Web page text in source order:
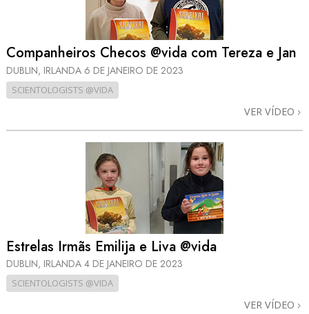
Companheiros Checos @vida com Tereza e Jan
DUBLIN, IRLANDA 6 DE JANEIRO DE 2023
SCIENTOLOGISTS @VIDA
VER VÍDEO
Estrelas Irmãs Emilija e Liva @vida
DUBLIN, IRLANDA 4 DE JANEIRO DE 2023
SCIENTOLOGISTS @VIDA
VER VÍDEO